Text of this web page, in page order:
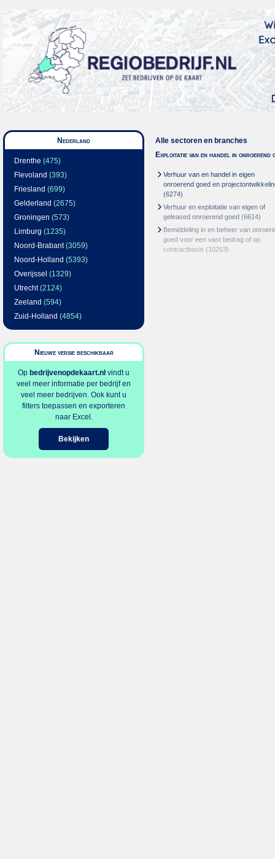
Nederland
Drenthe (475)
Flevoland (393)
Friesland (699)
Gelderland (2675)
Groningen (573)
Limburg (1235)
Noord-Brabant(3059)
Noord-Holland (5393)
Overijssel (1329)
Utrecht(2124)
Zeeland (594)
Zuid-Holland (4854)
Nieuwe versie beschikbaar
Op bedrijvenopdekaart.nl vindt u
veel meer informatie per bedrijf en
veel meer bedrijven. Ook kunt u
filters toepassen en exporteren
naar Excel.
Bekijken
Alle sectoren en branches
Exploitatie van en handel in onroerend
Verhuur van en handel in eigen
onroerend goed en
(6274)
Verhuur en exploitatie van eigen of
geleased onroerend goed (6614)
Bemiddeling in en beheer van
goed voor een vast bedrag of op
contractbasis (10263)